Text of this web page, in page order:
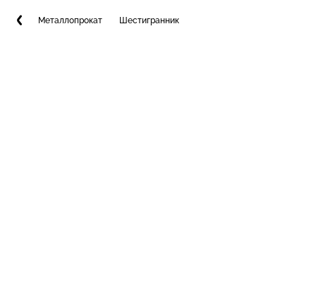
Металлопрокат Шестигранник